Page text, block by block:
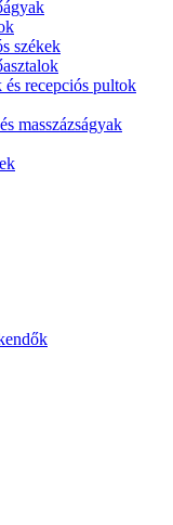
székek
recepciós pultok
masszázságyak